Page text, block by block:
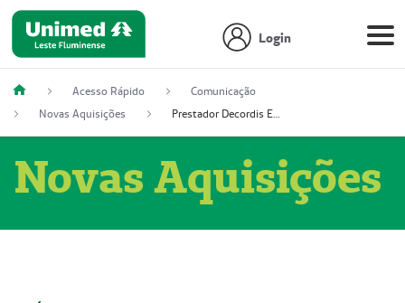
Login
Acesso Rápido
Comunicação
Novas Aquisições
Prestador Decordis Exames Cardiológicos LTDA (51004347-4)
Novas Aquisições